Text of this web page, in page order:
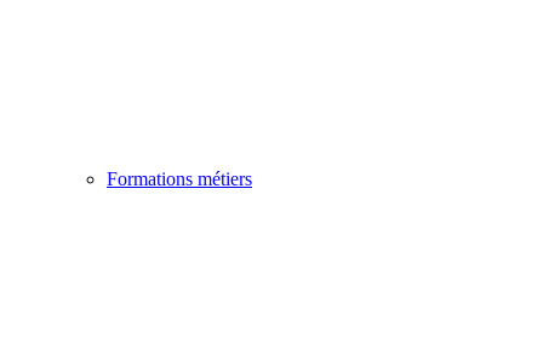
Formations métiers